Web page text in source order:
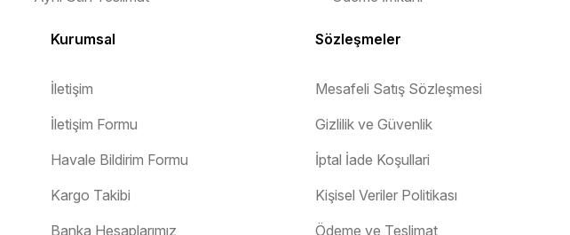
Kurumsal
İletişim
İletişim Formu
Havale Bildirim Formu
Kargo Takibi
Banka Hesaplarımız
Sözleşmeler
Mesafeli Satış Sözleşmesi
Gizlilik ve Güvenlik
İptal İade Koşullari
Kişisel Veriler Politikası
Ödeme ve Teslimat